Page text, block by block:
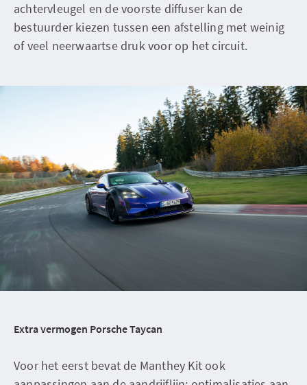
achtervleugel en de voorste diffuser kan de
bestuurder kiezen tussen een afstelling met weinig
of veel neerwaartse druk voor op het circuit.
Extra vermogen Porsche Taycan
Voor het eerst bevat de Manthey Kit ook